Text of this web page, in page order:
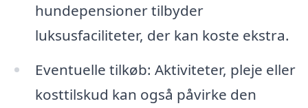
hundepensioner tilbyder
luksusfaciliteter, der kan koste ekstra.
Eventuelle tilkøb: Aktiviteter, pleje eller
kosttilskud kan også påvirke den